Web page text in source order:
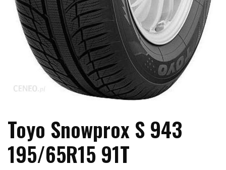
Toyo Snowprox S 943
195/65R15 91T